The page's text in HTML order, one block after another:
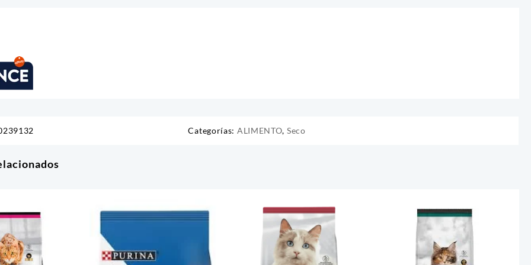
Categorías: ALIMENTO, Seco